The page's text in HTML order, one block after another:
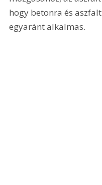
hogy betonra és
egyaránt alkalmas.